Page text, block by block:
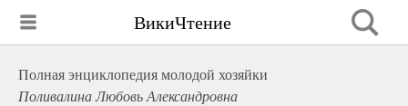
ВикиЧтение
Полная энциклопедия молодой хозяйки
Поливалина Любовь Александровна